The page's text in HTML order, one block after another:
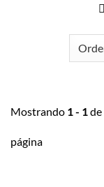
Mostrando 1 - 1 de
página